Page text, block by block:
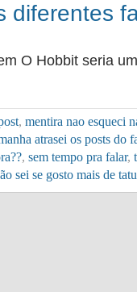
diferentes
O Hobbit seria
, mentira nao esqueci
atrasei os posts do
, sem tempo pra falar,
sei se gosto mais de